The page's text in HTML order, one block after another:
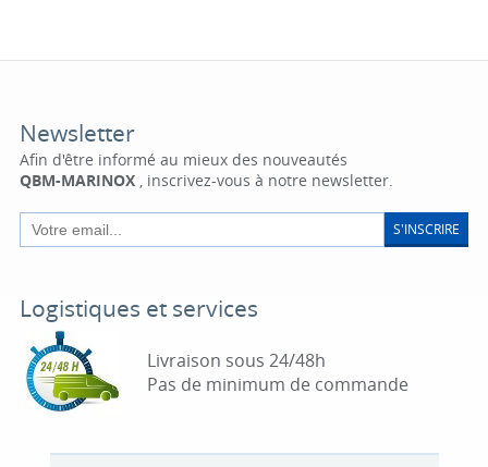
Newsletter
Afin d'être informé au mieux des nouveautés
QBM-MARINOX, inscrivez-vous à notre newsletter.
S'INSCRIRE
Logistiques et services
Livraison sous 24/48h
Pas de minimum de commande